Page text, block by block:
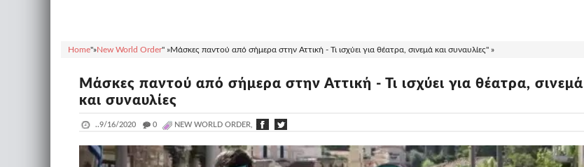
Home"»New World Order" »Μάσκες παντού από σήμερα στην Αττική - Τι ισχύει για θέατρα, σινεμά και συναυλίες" »
Μάσκες παντού από σήμερα στην Αττική - Τι ισχύει για θέατρα, σινεμά
και συναυλίες
..9/16/2020 _ 0 NEW WORLD ORDER,